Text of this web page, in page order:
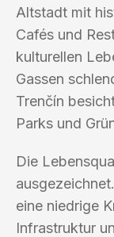
Altstadt mit
Cafés und
kulturellen
Gassen
Trenčín
Parks und
Die
eine niedrige
Infrastruktur